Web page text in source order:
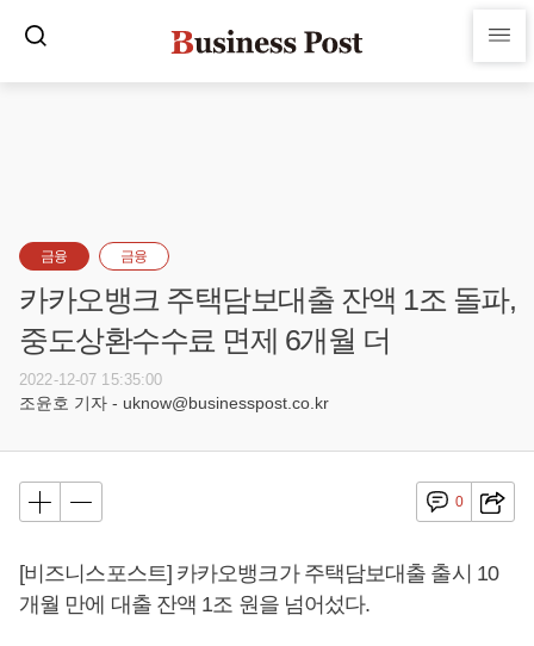
금융 금융
카카오뱅크 주택담보대출 잔액 1조 돌파,
중도상환수수료 면제 6개월 더
2022-12-07 15:35:00
조윤호 기자 - uknow@businesspost.co.kr
0
[비즈니스포스트] 카카오뱅크가 주택담보대출 출시 10
개월 만에 대출 잔액 1조 원을 넘어섰다.